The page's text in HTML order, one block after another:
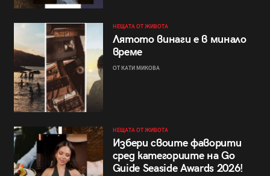
НЕЩАТА ОТ ЖИВОТА
Лятото винаги е в минало
време
ОТ КАТИ МИКОВА
НЕЩАТА ОТ ЖИВОТА
Избери своите фаворити
сред категориите на Go
Guide Seaside Awards 2026!